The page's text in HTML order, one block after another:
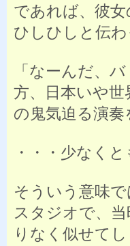
であれば、彼
ひしひしと伝わ
「なーんだ、
方、日本いや
の鬼気迫る演
・・・少なく
そういう意味
スタジオで、
りなく似せて